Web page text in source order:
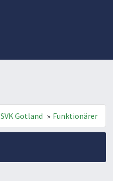
SVK Gotland » Funktionärer